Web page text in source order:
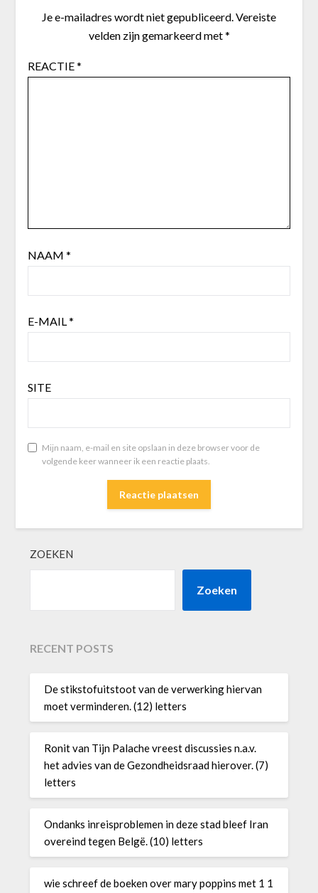
Je e-mailadres wordt niet gepubliceerd.Vereiste
velden zijn gemarkeerd met*
REACTIE*
NAAM *
E-MAIL*
SITE
Mijn naam, e-mail en site opslaan in deze browser voor de
volgende keer wanneer ik een reactie plaats.
ZOEKEN
Zoeken
RECENT POSTS
De stikstofuitstoot van de verwerking hiervan
moet verminderen. (12) letters
Ronit van Tijn Palache vreest discussies n.a.v.
het advies van de Gezondheidsraad hierover. (7)
letters
Ondanks inreisproblemen in deze stad bleef Iran
overeind tegen Belgë. (10) letters
wie schreef de boeken over mary poppins met 1 1